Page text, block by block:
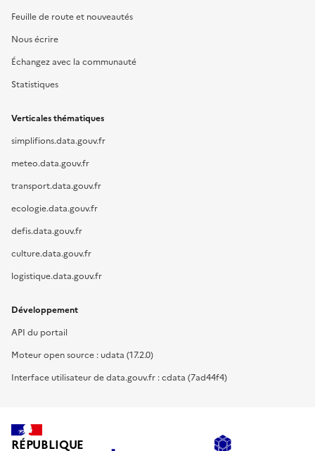
Feuille de route et nouveautés
Nous écrire
Échangez avec la communauté
Statistiques
Verticales thématiques
simplifions.data.gouv.fr
meteo.data.gouv.fr
transport.data.gouv.fr
ecologie.data.gouv.fr
defis.data.gouv.fr
culture.data.gouv.fr
logistique.data.gouv.fr
Développement
API du portail
Moteur open source : udata (17.2.0)
Interface utilisateur de data.gouv.fr : cdata (7ad44f4)
RÉPUBLIQUE